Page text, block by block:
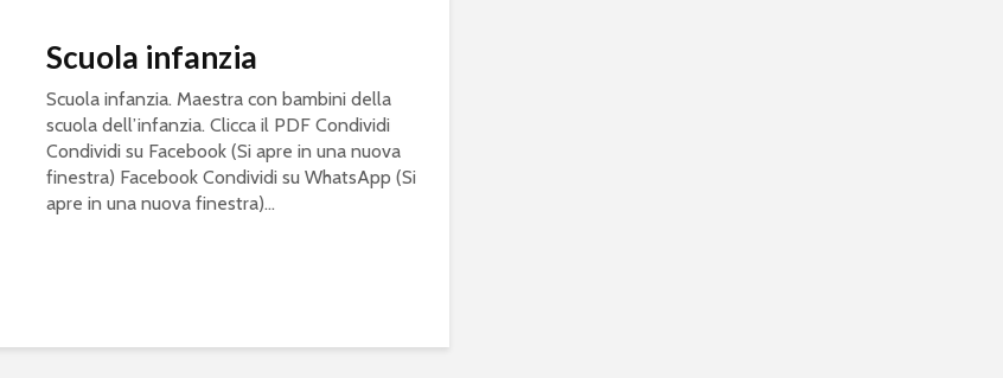
Scuola infanzia
Scuola infanzia. Maestra con bambini della
scuola dell’infanzia. Clicca il PDF Condividi
Condividi su Facebook (Si apre in una nuova
finestra) Facebook Condividi su WhatsApp (Si
apre in una nuova finestra)...